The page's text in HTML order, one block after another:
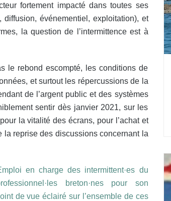
fortement impacté dans toutes ses
diffusion, événementiel, exploitation), et
la question de l’intermittence est à
le rebond escompté, les conditions de
et surtout les répercussions de la
de l’argent public et des systèmes
sentir dès janvier 2021, sur les
la vitalité des écrans, pour l’achat et
la reprise des discussions concernant la
en charge des intermittent·es du
breton·nes pour son
de vue éclairé sur l’ensemble de ces